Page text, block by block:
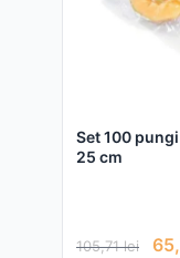
Set 100
25 cm
105,71lei